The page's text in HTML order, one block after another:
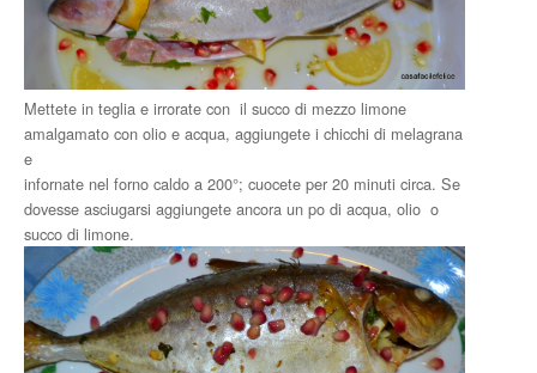
Mettete in teglia e irrorate con il succo di mezzo limone
amalgamato con olio e acqua, aggiungete i chicchi di melagrana
e
infornate nel forno caldo a 200°; cuocete per 20 minuti circa. Se
dovesse asciugarsi aggiungete ancora un po di acqua, olio o
succo di limone.